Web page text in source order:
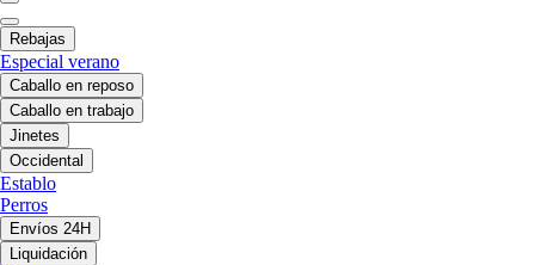
Rebajas
Especial verano
Caballo en reposo
Caballo en trabajo
Jinetes
Occidental
Establo
Perros
Envíos 24H
Liquidación